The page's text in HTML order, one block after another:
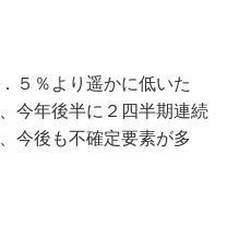
５％より遥かに低いた
今年後半に２四半期連続
今後も不確定要素が多